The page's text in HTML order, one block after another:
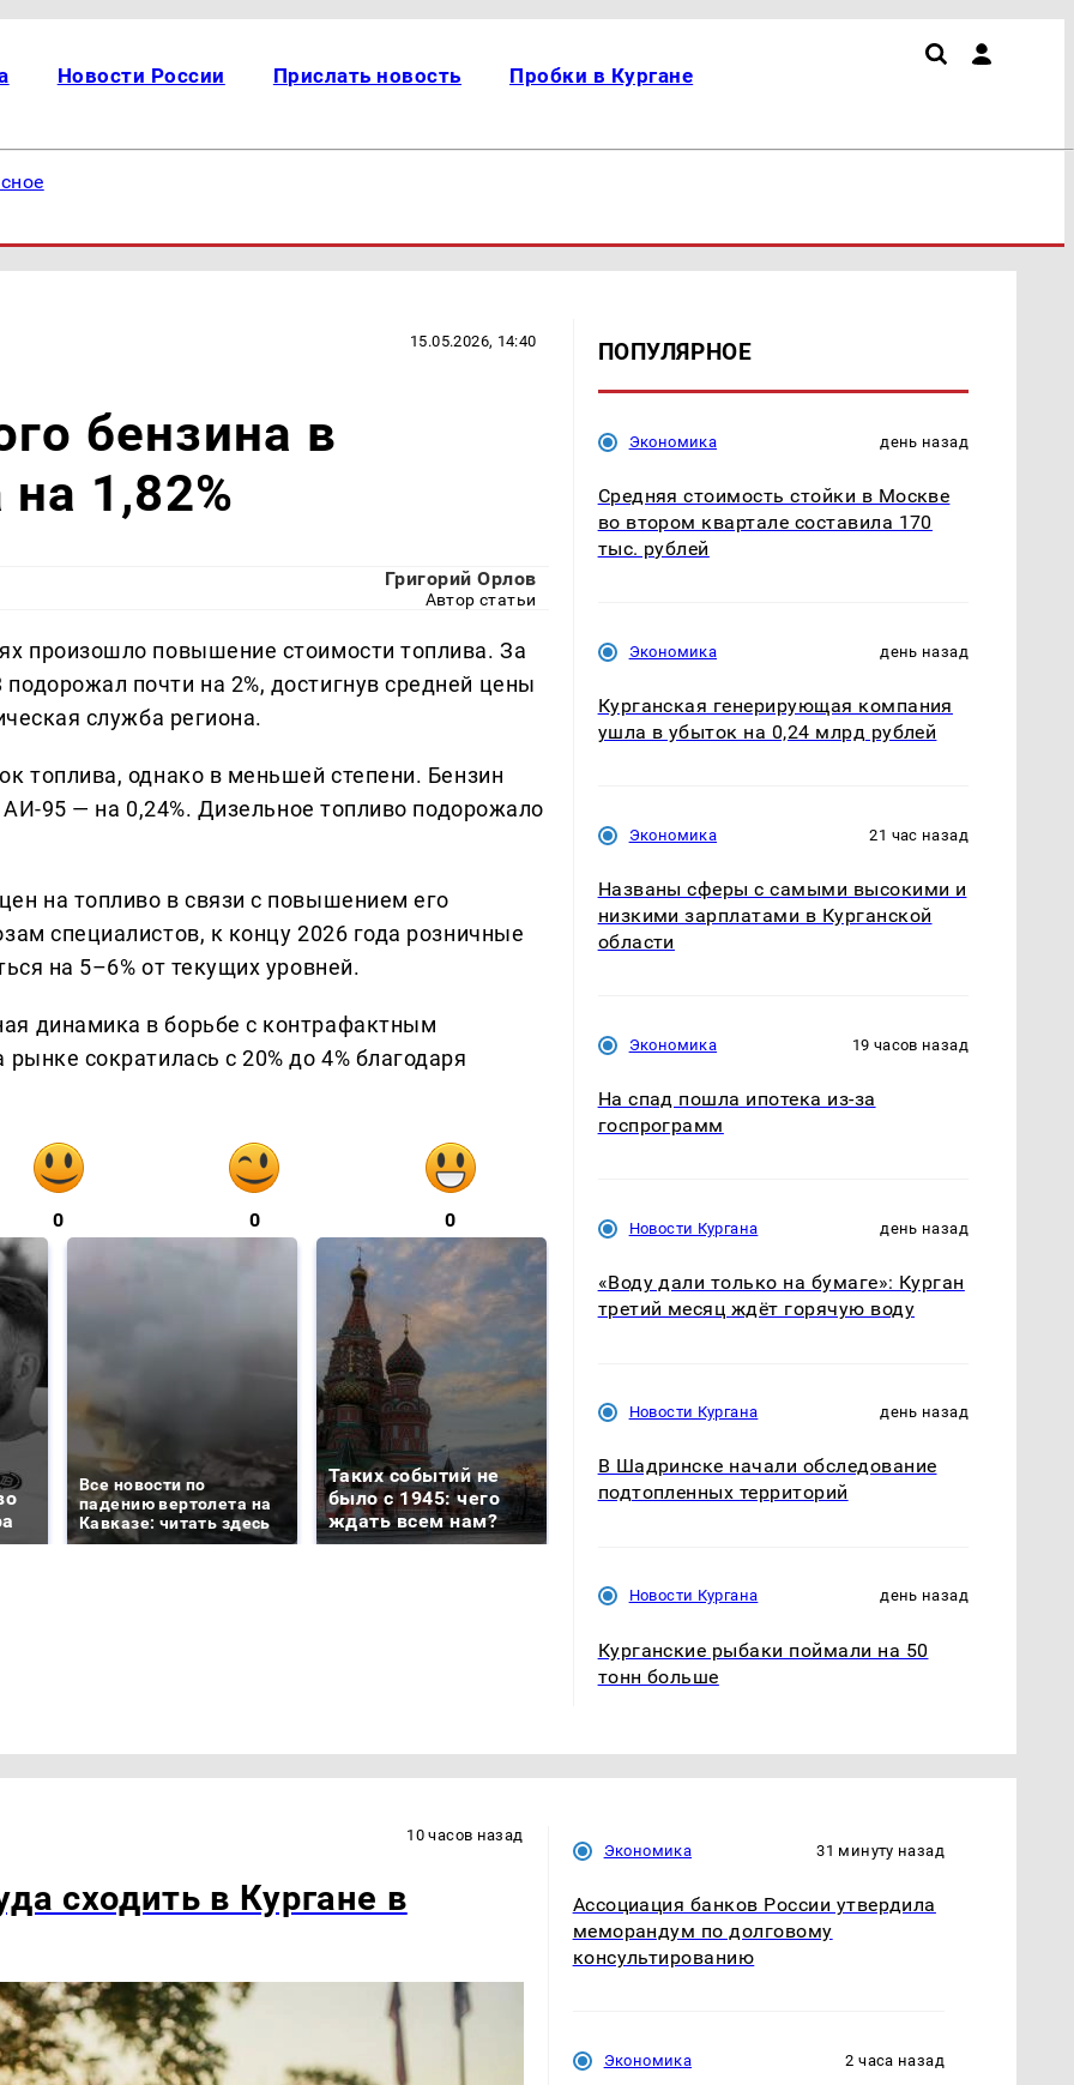
Новости России Прислать новость Пробки в Кургане
15.05.2026, 14:40
бензина в
1,82%
Григорий Орлов
Автор статьи
произошло повышение стоимости топлива. За
почти на 2%, достигнув средней цены
служба региона.
топлива, однако в меньшей степени. Бензин
95 — на 0,24%. Дизельное топливо подорожало
на топливо в связи с повышением его
специалистов, к концу 2026 года розничные
на 5–6% от текущих уровней.
динамика в борьбе с контрафактным
сократилась с 20% до 4% благодаря
0 0 0
Все новости по
падению вертолета на
Кавказе: читать здесь
Таких событий не
было с 1945: чего
ждать всем нам?
ажиотаж из-за этого
полицейскую
машину напали и
ПОПУЛЯРНОЕ
Экономика день назад
Средняя стоимость стойки в Москве
во втором квартале составила 170
тыс. рублей
Экономика день назад
Курганская генерирующая компания
ушла в убыток на 0,24 млрд рублей
Экономика 21 час назад
Названы сферы с самыми высокими и
низкими зарплатами в Курганской
области
Экономика 19 часов назад
На спад пошла ипотека из-за
госпрограмм
Новости Кургана день назад
«Воду дали только на бумаге»: Курган
третий месяц ждёт горячую воду
Новости Кургана день назад
В Шадринске начали обследование
подтопленных территорий
Новости Кургана день назад
Курганские рыбаки поймали на 50
тонн больше
10 часов назад
сходить в Кургане в
Экономика 31 минуту назад
Ассоциация банков России утвердила
меморандум по долговому
консультированию
Экономика 2 часа назад